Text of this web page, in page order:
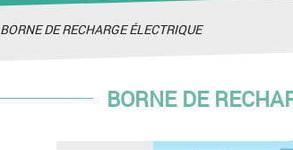
BORNE DE RECHARGE ÉLECTRIQUE
BORNE DE